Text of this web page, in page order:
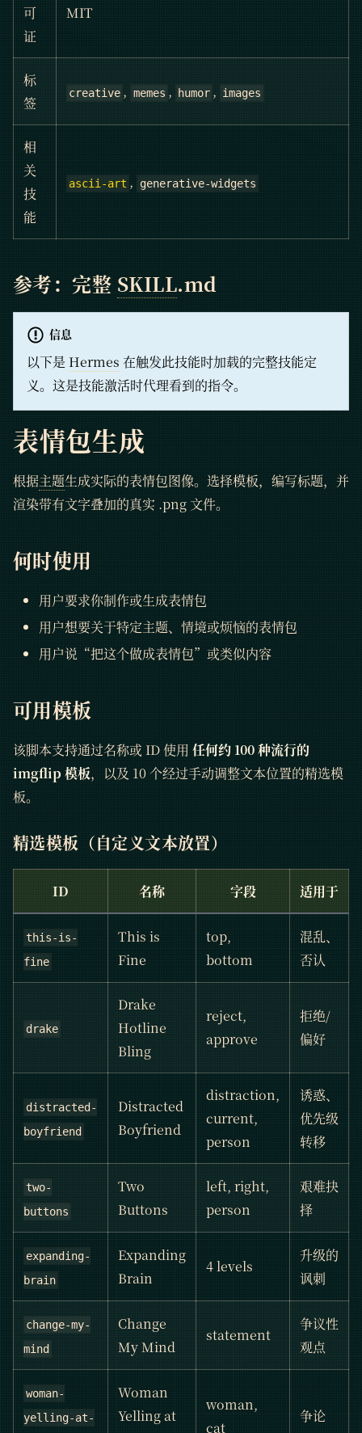
可
证
MIT
标
签
creative , memes , humor , images
相
关
技
能
ascii-art , generative-widgets
参考：完整 SKILL.md
信息
以下是 Hermes 在触发此技能时加载的完整技能定
义。这是技能激活时代理看到的指令。
表情包生成
根据主题生成实际的表情包图像。选择模板，编写标题，并
渲染带有文字叠加的真实 .png 文件。
何时使用
用户要求你制作或生成表情包
用户想要关于特定主题、情境或烦恼的表情包
用户说“把这个做成表情包”或类似内容
可用模板
该脚本支持通过名称或 ID 使用 任何约 100 种流行的
imgflip 模板，以及 10 个经过手动调整文本位置的精选模
板。
精选模板（自定义文本放置）
ID 名称 字段 适用于
this-is-
fine
This is
Fine
top,
bottom
混乱、
否认
drake
Drake
Hotline
Bling
reject,
approve
拒绝/
偏好
distracted-
boyfriend
Distracted
Boyfriend
distraction,
current,
person
诱惑、
优先级
转移
two-
buttons
Two
Buttons
left, right,
person
艰难抉
择
expanding-
brain
Expanding
Brain
4 levels
升级的
讽刺
change-my-
mind
Change
My Mind
statement
争议性
观点
woman-
yelling-at-
Woman
Yelling at
woman,
cat
争论